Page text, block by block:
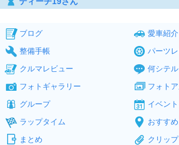
ブログ
愛車紹介
整備手帳
パーツ
クルマレビュー
何シテル
フォトギャラリー
フォト
グループ
イベン
ラップタイム
おすす
まとめ
クリップ